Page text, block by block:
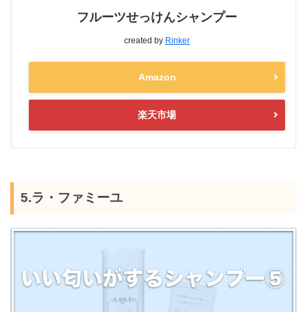
フルーツせっけんシャンプー
created by Rinker
Amazon
楽天市場
5.ラ・ファミーユ